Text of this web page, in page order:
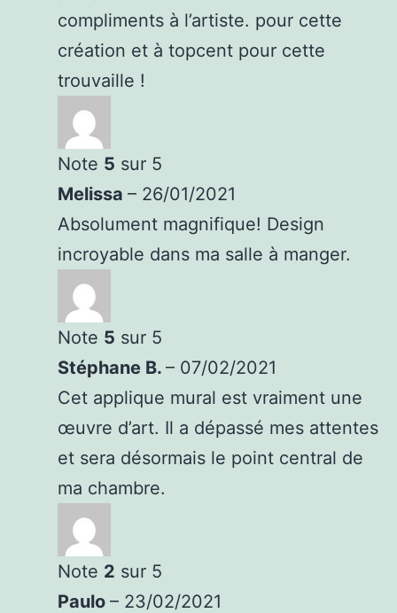
compliments à l’artiste. pour cette
création et à topcent pour cette
trouvaille !
Note 5 sur 5
Melissa – 26/01/2021
Absolument magnifique! Design
incroyable dans ma salle à manger.
Note 5 sur 5
Stéphane B. – 07/02/2021
Cet applique mural est vraiment une
œuvre d’art. Il a dépassé mes attentes
et sera désormais le point central de
ma chambre.
Note 2 sur 5
Paulo – 23/02/2021